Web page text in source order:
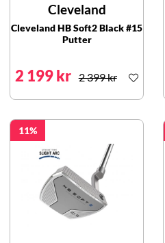
Cleveland
Cleveland HB Soft2 Black #15
Putter
2 199 kr 2 399 kr
11